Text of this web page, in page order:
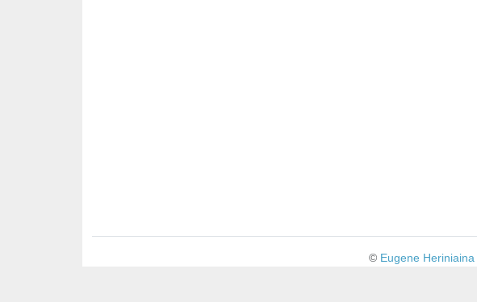
© Eugene Heriniaina